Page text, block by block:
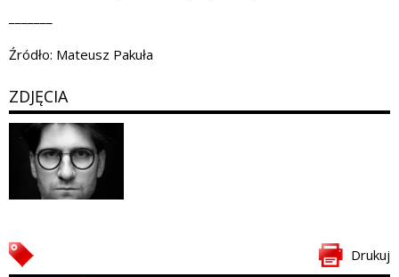
Źródło: Mateusz Pakuła
ZDJĘCIA
Drukuj